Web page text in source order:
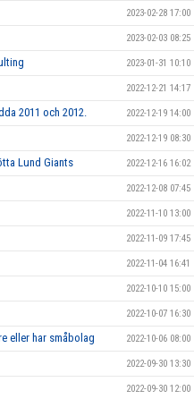
2023-02-28 17:00
2023-02-03 08:25
2023-01-31 10:10
2022-12-21 14:17
2011 och 2012. 2022-12-19 14:00
2022-12-19 08:30
Lund Giants 2022-12-16 16:02
2022-12-08 07:45
2022-11-10 13:00
2022-11-09 17:45
2022-11-04 16:41
2022-10-10 15:00
2022-10-07 16:30
eller har småbolag 2022-10-06 08:00
2022-09-30 13:30
2022-09-30 12:00